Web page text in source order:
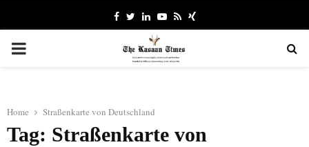
Facebook
TwitterLinkedinYoutube
RssXing
PRIMARY
Home Straßenkarte von Deutschland
Tag: Straßenkarte von